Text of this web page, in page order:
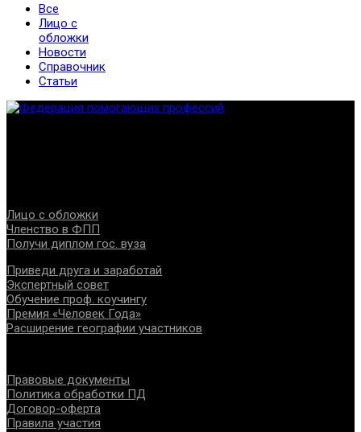
Все
Лицо с
обложки
Новости
Справочник
Статьи
Лицо с обложки
Членство в ФПП
Получи диплом гос. вуза
Приведи друга и заработай
Экспертный совет
Обучение проф. коучингу
Премия «Человек Года»
Расширение географии участников
Правовые документы
Политика обработки ПД
Договор-оферта
Правила участия